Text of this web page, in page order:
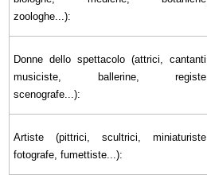
zoologhe...):
Donne dello spettacolo (attrici, cantanti,
musiciste, ballerine, registe,
scenografe...):
Artiste (pittrici, scultrici, miniaturiste,
fotografe, fumettiste...):